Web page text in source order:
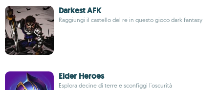
Darkest AFK
Raggiungi il castello del re in questo gioco dark fantasy
Elder Heroes
Esplora decine di terre e sconfiggi l'oscurità